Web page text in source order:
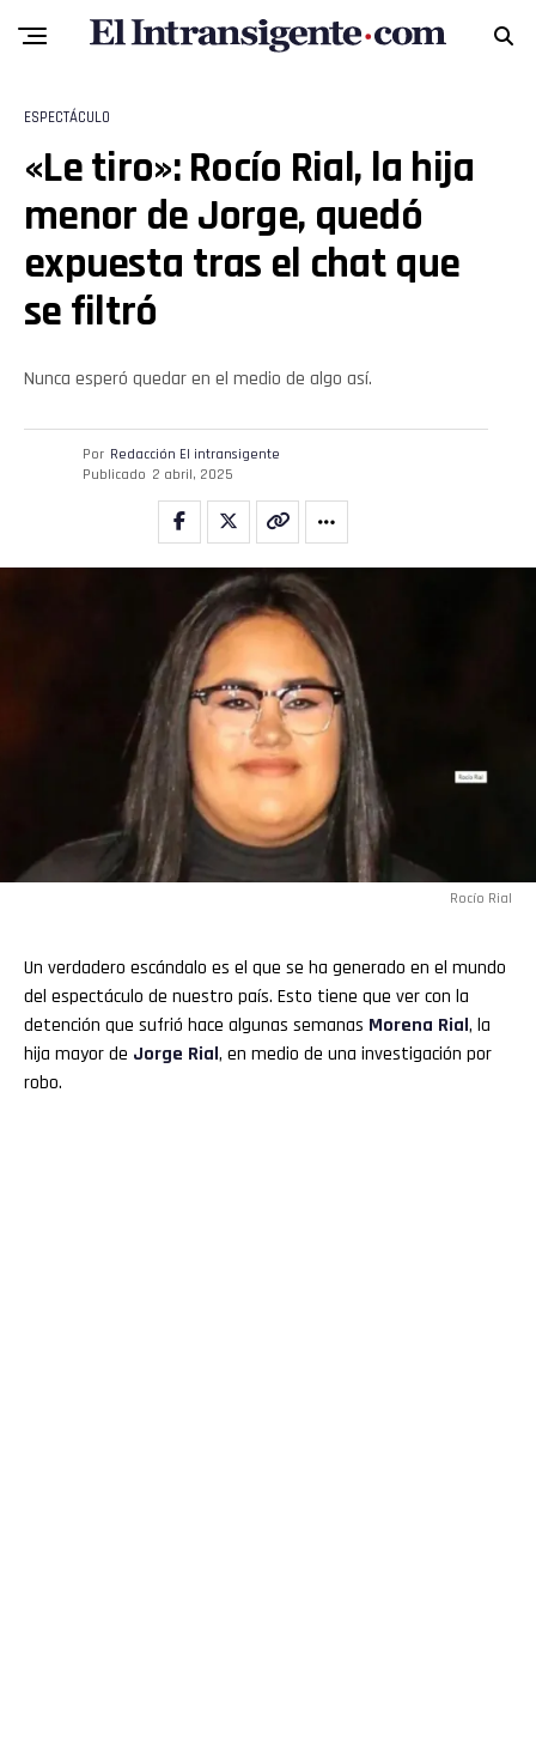
ESPECTÁCULO
«Le tiro»: Rocío Rial, la hija
menor de Jorge, quedó
expuesta tras el chat que
se filtró
Nunca esperó quedar en el medio de algo así.
Por Redacción El intransigente
Publicado 2 abril, 2025
Rocío Rial
Un verdadero escándalo es el que se ha generado en el mundo
del espectáculo de nuestro país. Esto tiene que ver con la
detención que sufrió hace algunas semanas Morena Rial, la
hija mayor de Jorge Rial, en medio de una investigación por
robo.